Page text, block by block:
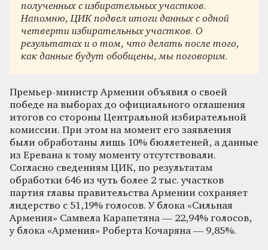
полученных с избирательных участков.
Напомню, ЦИК подвел итоги данных с одной
четверти избирательных участков. О
результатах и о том, что делать после того,
как данные будут обобщены, мы поговорим.
Премьер-министр Армении объявил о своей
победе на выборах до официального оглашения
итогов со стороны Центральной избирательной
комиссии. При этом на момент его заявления
были обработаны лишь 10% бюллетеней, а данные
из Еревана к тому моменту отсутствовали.
Согласно сведениям ЦИК, по результатам
обработки 646 из чуть более 2 тыс. участков
партия главы правительства Армении сохраняет
лидерство с 51,19% голосов. У блока «Сильная
Армения» Самвела Карапетяна — 22,94% голосов,
у блока «Армения» Роберта Кочаряна — 9,85%.